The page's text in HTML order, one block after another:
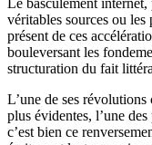
véritables sources ou les
présent de ces
bouleversant les
structuration du fait
L’une de ses
plus évidentes, l’une
c’est bien ce